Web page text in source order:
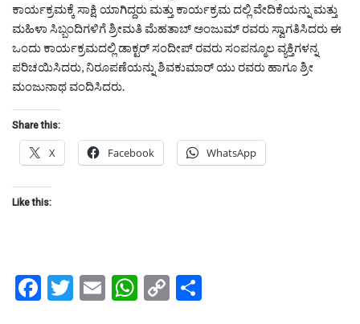
ಕಾರ್ಯಕ್ರಮಕ್ಕೆ ಸಾಕ್ಷಿ ಯಾಗಿದ್ದರು ಮತ್ತು ಕಾರ್ಯಕ್ರಮ ದಲ್ಲಿ ವೇದಿಕೆಯನ್ನು ಮತ್ತು
ಮಹಿಳಾ ಸಿಬ್ಬಂದಿಗಳಿಗೆ ಶ್ರೀಮತಿ ಮೆಹತಾಬ್ ಅಂಜುಮ್ ರವರು ಸ್ವಾಗತಿಸಿದರು ಈ
ಒಂದು ಕಾರ್ಯಕ್ರಮದಲ್ಲಿ ಡಾಕ್ಟರ್ ಸಂದೀಪ್ ರವರು ಸಂಪನ್ಮೂಲ ವ್ಯಕ್ತಿಗಳನ್ನ
ಪರಿಚಯಿಸಿದರು, ನಿರೂಪಣೆಯನ್ನು ಶಿವಕುಮಾರ್ ಯು ರವರು ಹಾಗೂ ಶ್ರೀ
ಮಂಜುನಾಥ ವಂದಿಸಿದರು.
Share this:
X Facebook WhatsApp
Like this:
Facebook
Twitter
EmailWhatsApp
Copy